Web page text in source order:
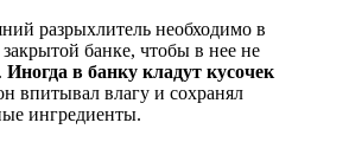
разрыхлитель необходимо в
банке, чтобы в нее не
Иногда в банку кладут кусочек
впитывал влагу и сохранял
ингредиенты.